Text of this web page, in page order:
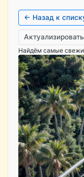
← Назад к
Найдём самые